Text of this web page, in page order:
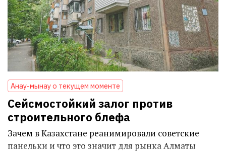
Анау-мынау о текущем моменте
Сейсмостойкий залог против
строительного блефа
Зачем в Казахстане реанимировали советские
панельки и что это значит для рынка Алматы